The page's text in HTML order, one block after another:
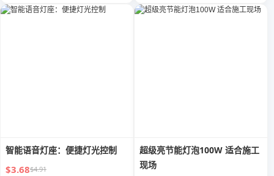
智能语音灯座：便捷灯光控制
$3.68$4.91
超级亮节能灯泡100W 适合施工
现场